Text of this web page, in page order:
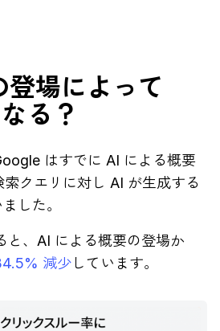
場によって
る？
はすでに AI による概要
索クエリに対し AI が生成する
した。
と、AI による概要の登場か
減少 しています。